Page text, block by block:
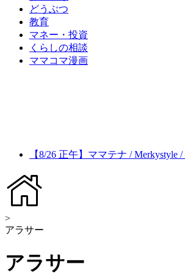
どうぶつ
教育
マネー・投資
くらしの相談
ママコマ漫画
【8/26 正午】ママテナ /
>
アラサー
アラサー